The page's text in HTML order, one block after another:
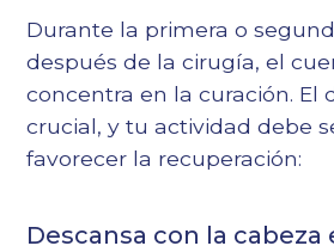
Durante la primera o
después de la cirugía, el
concentra en la curación. El
crucial, y tu actividad debe
favorecer la recuperación:
Descansa con la cabeza